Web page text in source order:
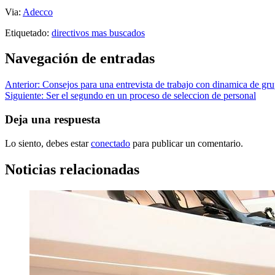
Via: Adecco
Etiquetado: directivos mas buscados
Navegación de entradas
Anterior: Consejos para una entrevista de trabajo con dinamica de
Siguiente: Ser el segundo en un proceso de seleccion de personal
Deja una respuesta
Lo siento, debes estarconectado para publicar un comentario.
Noticias relacionadas